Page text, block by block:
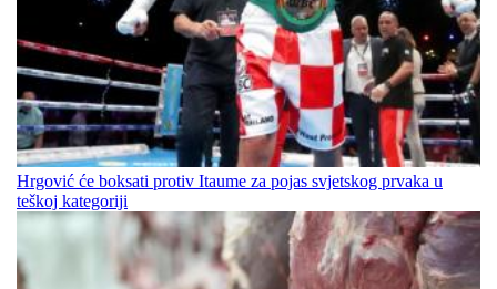
Hrgović će boksati protiv Itaume za pojas svjetskog prvaka u
teškoj kategoriji